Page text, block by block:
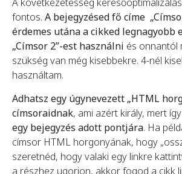
fontos. A bejegyzésed fő címe
érdemes utána a cikked legnagyobb
„Címsor 2”-est használni és onnantól
szükség van még kisebbekre. 4-nél
használtam.
Adhatsz egy úgynevezett „HTML
címsoraidnak, ami azért király, mert így
egy bejegyzés adott pontjára. Ha
címsor HTML horgonyának, hogy
szeretnéd, hogy valaki egy linkre
a részhez ugorjon, akkor fogod a cikk